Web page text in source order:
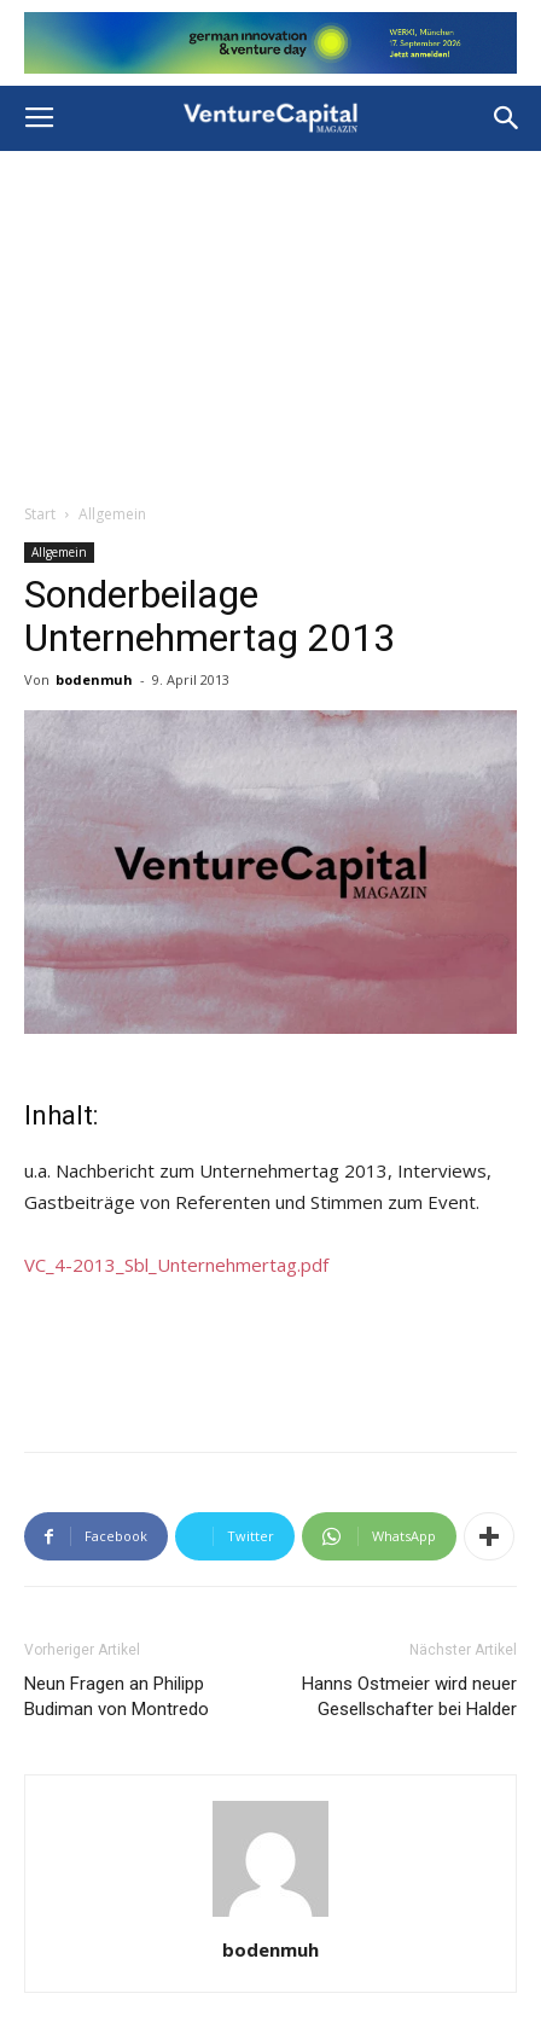
Start Allgemein
Allgemein
Sonderbeilage
Unternehmertag 2013
Von bodenmuh - 9. April 2013
Inhalt:
u.a. Nachbericht zum Unternehmertag 2013, Interviews,
Gastbeiträge von Referenten und Stimmen zum Event.
VC_4-2013_Sbl_Unternehmertag.pdf
Facebook Twitter WhatsApp
Vorheriger Artikel
Neun Fragen an Philipp
Budiman von Montredo
Nächster Artikel
Hanns Ostmeier wird neuer
Gesellschafter bei Halder
bodenmuh